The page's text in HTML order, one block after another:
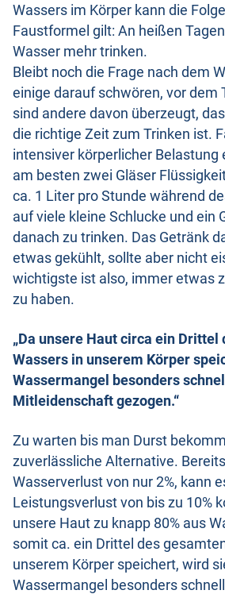
Wassers im Körper kann die
Faustformel gilt: An heißen
Wasser mehr trinken.
Bleibt noch die Frage nach dem
einige darauf schwören, vor dem
sind andere davon überzeugt,
die richtige Zeit zum Trinken ist.
intensiver körperlicher Belastung
am besten zwei Gläser
ca. 1 Liter pro Stunde während
auf viele kleine Schlucke und ein
danach zu trinken. Das Getränk
etwas gekühlt, sollte aber nicht
wichtigste ist also, immer etwas
zu haben.
„Da unsere Haut circa ein Drittel
Wassers in unserem Körper
Wassermangel besonders
Mitleidenschaft gezogen.“
Zu warten bis man Durst
zuverlässliche Alternative.
Wasserverlust von nur 2%, kann
Leistungsverlust von bis zu 10%
unsere Haut zu knapp 80% aus
somit ca. ein Drittel des
unserem Körper speichert, wird
Wassermangel besonders